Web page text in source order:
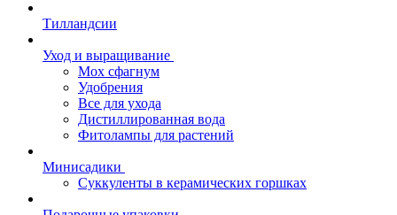
Тилландсии
Уход и выращивание
Мох сфагнум
Удобрения
Все для ухода
Дистиллированная вода
Фитолампы для растений
Минисадики
Суккуленты в керамических горшках